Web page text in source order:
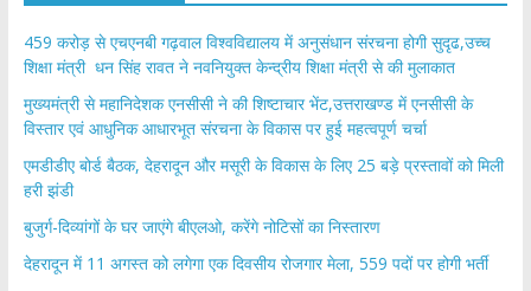
459 करोड़ से एचएनबी गढ़वाल विश्वविद्यालय में अनुसंधान संरचना होगी सुदृढ,उच्च
शिक्षा मंत्री धन सिंह रावत ने नवनियुक्त केन्द्रीय शिक्षा मंत्री से की मुलाकात
मुख्यमंत्री से महानिदेशक एनसीसी ने की शिष्टाचार भेंट,उत्तराखण्ड में एनसीसी के
विस्तार एवं आधुनिक आधारभूत संरचना के विकास पर हुई महत्वपूर्ण चर्चा
एमडीडीए बोर्ड बैठक, देहरादून और मसूरी के विकास के लिए 25 बड़े प्रस्तावों को मिली
हरी झंडी
बुजुर्ग-दिव्यांगों के घर जाएंगे बीएलओ, करेंगे नोटिसों का निस्तारण
​देहरादून में 11 अगस्त को लगेगा एक दिवसीय रोजगार मेला, 559 पदों पर होगी भर्ती